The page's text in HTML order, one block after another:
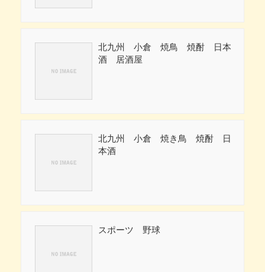
北九州 小倉 焼鳥 焼酎 日本
酒 居酒屋
北九州 小倉 焼き鳥 焼酎 日
本酒
スポーツ 野球